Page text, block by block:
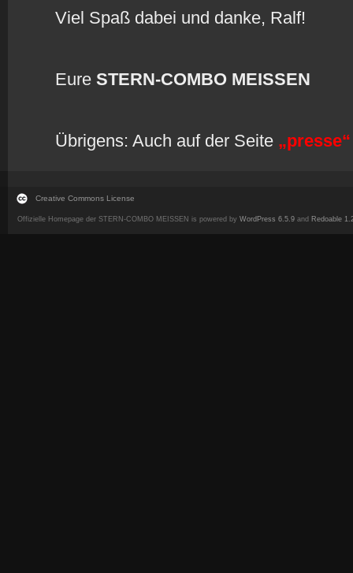
Viel Spaß dabei und danke, Ralf!
Eure STERN-COMBO MEISSEN
Übrigens: Auch auf der Seite „presse“
Creative Commons License
Offizielle Homepage der STERN-COMBO MEISSEN is powered by WordPress 6.5.9 and Redoable